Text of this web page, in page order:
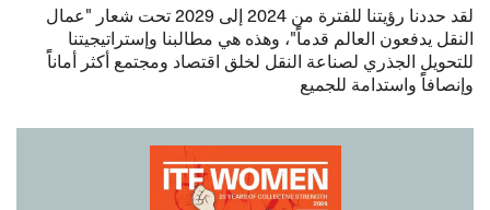
لقد حددنا رؤيتنا للفترة من 2024 إلى 2029 تحت شعار "عمال
النقل يدفعون العالم قدماًً"، وهذه هي مطالبنا وإستراتيجيتنا
للتحويل الجذري لصناعة النقل لخلق اقتصاد ومجتمع أكثر أماناًً
وإنصافاًً واستدامة للجميع